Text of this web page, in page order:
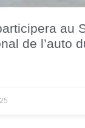
au
de l’auto